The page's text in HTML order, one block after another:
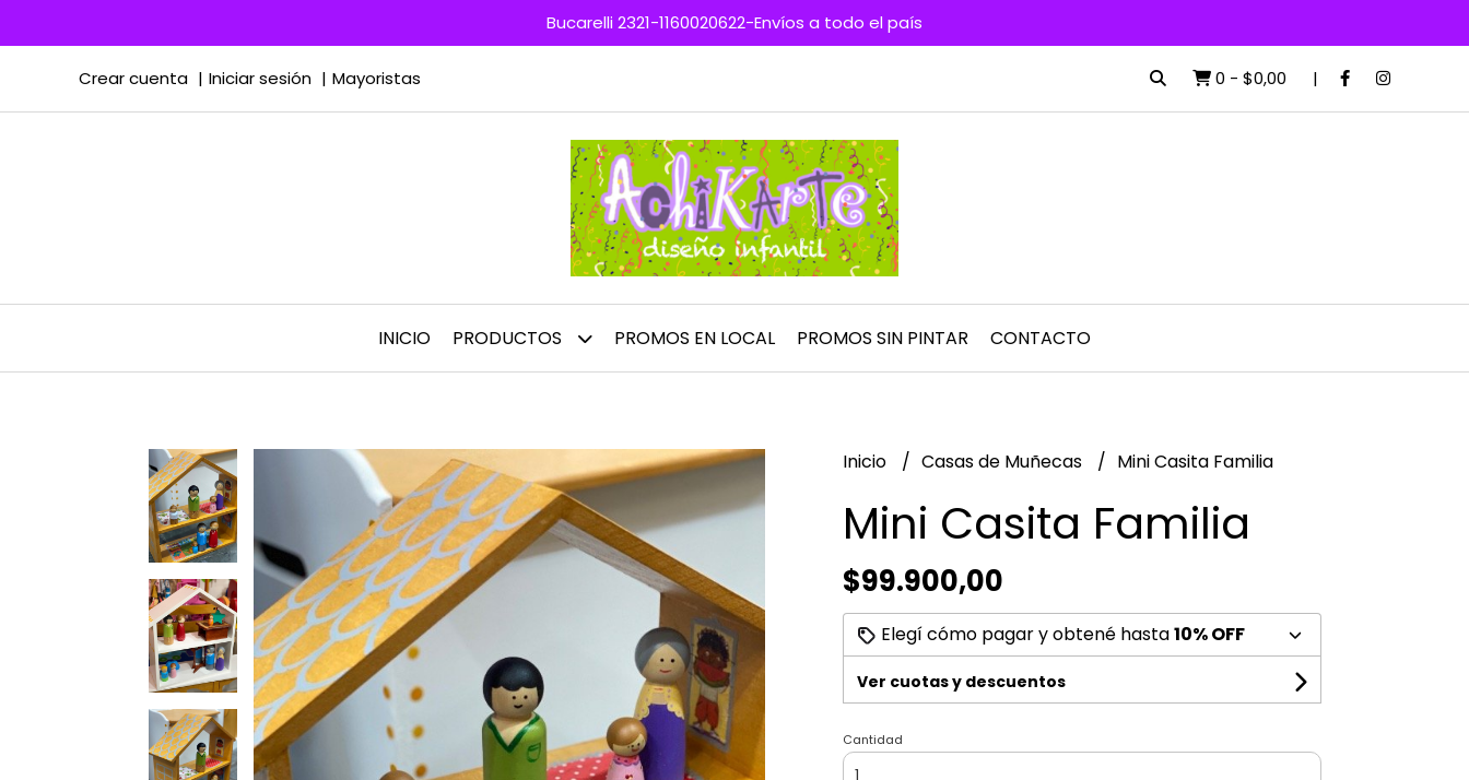
Bucarelli 2321-1160020622-Envíos a todo el país
Crear cuenta Iniciar sesión Mayoristas 0 - $0,00
INICIO PRODUCTOS PROMOS EN LOCAL PROMOS SIN PINTAR CONTACTO
Inicio Casas de Muñecas Mini Casita Familia
Mini Casita Familia
$99.900,00
Elegí cómo pagar y obtené hasta10% OFF
Ver cuotas y descuentos
Cantidad